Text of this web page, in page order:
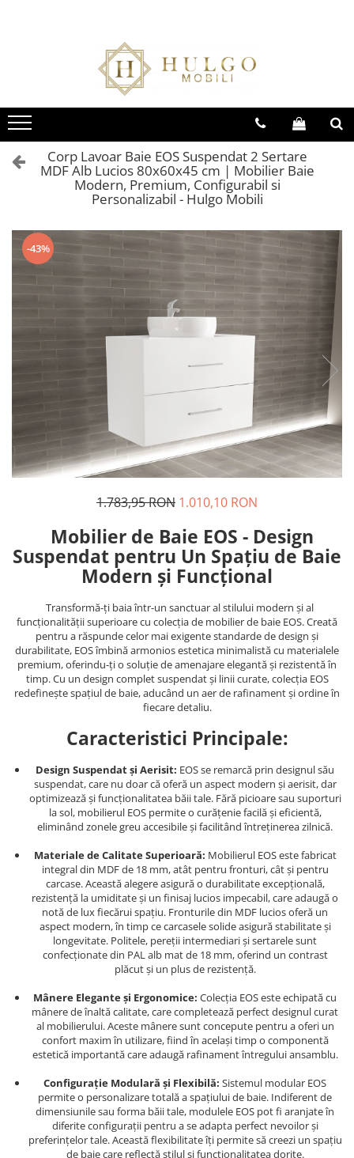
Bucatarie EVORA
Seturi Bucatarie Evora
Corpuri Evora
Bucatarie BLANCA
Seturi Bucatarie Blanca
Corpuri Blanca
Living QUADRO
Colectia QUADRO
Seturi Living QUADRO
Corpuri QUADRO
Seturi Baie Eos
Corpuri Baie Eos
Corp Lavoar Baie EOS Suspendat 2 Sertare
MDF Alb Lucios 80x60x45 cm | Mobilier Baie
Modern, Premium, Configurabil si
Personalizabil - Hulgo Mobili
-43%
1.783,95 RON 1.010,10 RON
Mobilier de Baie EOS - Design
Suspendat pentru Un Spațiu de Baie
Modern și Funcțional
Transformă-ți baia într-un sanctuar al stilului modern și al
funcționalității superioare cu colecția de mobilier de baie EOS. Creată
pentru a răspunde celor mai exigente standarde de design și
durabilitate, EOS îmbină armonios estetica minimalistă cu materialele
premium, oferindu-ți o soluție de amenajare elegantă și rezistentă în
timp. Cu un design complet suspendat și linii curate, colecția EOS
redefinește spațiul de baie, aducând un aer de rafinament și ordine în
fiecare detaliu.
Caracteristici Principale:
Design Suspendat și Aerisit: EOS se remarcă prin designul său
suspendat, care nu doar că oferă un aspect modern și aerisit, dar
optimizează și funcționalitatea băii tale. Fără picioare sau suporturi
la sol, mobilierul EOS permite o curățenie facilă și eficientă,
eliminând zonele greu accesibile și facilitând întreținerea zilnică.
Materiale de Calitate Superioară: Mobilierul EOS este fabricat
integral din MDF de 18 mm, atât pentru fronturi, cât și pentru
carcase. Această alegere asigură o durabilitate excepțională,
rezistență la umiditate și un finisaj lucios impecabil, care adaugă o
notă de lux fiecărui spațiu. Fronturile din MDF lucios oferă un
aspect modern, în timp ce carcasele solide asigură stabilitate și
longevitate. Politele, pereții intermediari și sertarele sunt
confecționate din PAL alb mat de 18 mm, oferind un contrast
plăcut și un plus de rezistență.
Mânere Elegante și Ergonomice: Colecția EOS este echipată cu
mânere de înaltă calitate, care completează perfect designul curat
al mobilierului. Aceste mânere sunt concepute pentru a oferi un
confort maxim în utilizare, fiind în același timp o componentă
estetică importantă care adaugă rafinament întregului ansamblu.
Configurație Modulară și Flexibilă: Sistemul modular EOS
permite o personalizare totală a spațiului de baie. Indiferent de
dimensiunile sau forma băii tale, modulele EOS pot fi aranjate în
diferite configurații pentru a se adapta perfect nevoilor și
preferințelor tale. Această flexibilitate îți permite să creezi un spațiu
de baie care reflectă stilul și funcționalitatea dorite.